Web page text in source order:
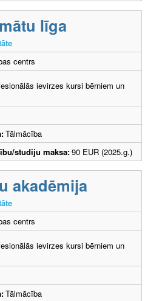
līga
centrs
ievirzes kursi bērniem un
Tālmācība
studiju maksa:90 EUR (2025.g.)
akadēmija
centrs
ievirzes kursi bērniem un
Tālmācība